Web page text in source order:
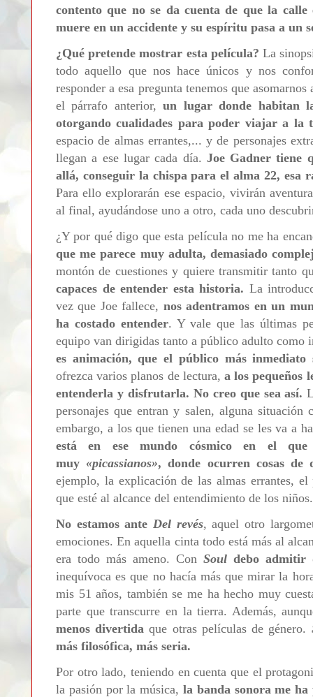
contento que no se da cuenta de que la
muere en un accidente y su espíritu pasa a un
¿Qué pretende mostrar esta película? La
todo aquello que nos hace únicos y nos
responder a esa pregunta tenemos que asomarnos
el párrafo anterior,un lugar donde habitan
otorgando cualidades para poder viajar a
espacio de almas errantes,... y de personajes
llegan a ese lugar cada día. Joe Gadner tiene
allá, conseguir la chispa para el alma 22, esa
Para ello explorarán ese espacio, vivirán
al final, ayudándose uno a otro, cada uno
¿Y por qué digo que esta película no me ha
que me parece muy adulta, demasiado
montón de cuestiones y quiere transmitir tanto
capaces de entender esta historia. La
vez que Joe fallece, nos adentramos en un
ha costado entender. Y vale que las últimas
equipo van dirigidas tanto a público adulto
es animación, que el público más
ofrezca varios planos de lectura, a los pequeños
entenderla y disfrutarla. No creo que sea así.
personajes que entran y salen, alguna
embargo, a los que tienen una edad se les va a
está en ese mundo cósmico en el
muy«picassianos», donde ocurren cosas de
ejemplo, la explicación de las almas errantes,
que esté al alcance del entendimiento de los niños.
No estamos ante Del revés, aquel otro
emociones. En aquella cinta todo está más al
era todo más ameno. Con Soul debo admitir
inequívoca es que no hacía más que mirar la
mis 51 años, también se me ha hecho muy
parte que transcurre en la tierra. Además,
menos divertida que otras películas de género.
más filosófica, más seria.
Por otro lado, teniendo en cuenta que el
la pasión por la música, la banda sonora me ha